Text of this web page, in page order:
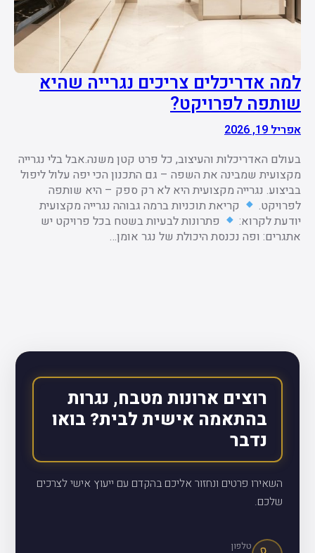
למה אדריכלים צריכים נגרייה שהיא
שותפה לפרויקט?
אפריל 19, 2026
בעולם האדריכלות והעיצוב, כל פרט קטן משנה.אבל בלי נגרייה
מקצועית שמבינה את השפה – גם התכנון הכי יפה עלול ליפול
בביצוע. נגרייה מקצועית היא לא רק ספק – היא שותפה
לפרויקט.
קריאת תוכניות ברמה גבוהה נגרייה מקצועית
יודעת לקרוא:
פתרונות לבעיות בשטח בכל פרויקט יש
אתגרים: ופה נכנסת היכולת של נגר אומן…
רוצים ארונות מטבח, נגרות
בהתאמה אישית לבית? בואו
נדבר
השאירו פרטים ונחזור אליכם בהקדם עם ייעוץ אישי לצרכים
שלכם.
טלפון